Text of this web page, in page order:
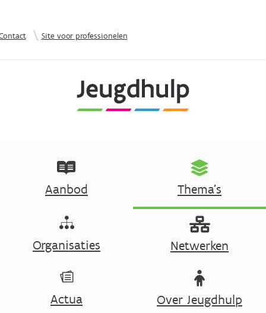
| Site voor professionelen
Aanbod Thema's
Organisaties Netwerken
Actua Over Jeugdhulp